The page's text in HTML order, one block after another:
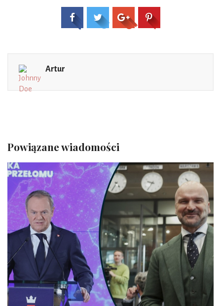
Artur
Powiązane wiadomości